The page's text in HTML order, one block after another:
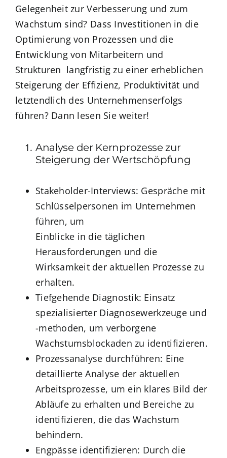
Gelegenheit zur Verbesserung und zum
Wachstum sind? Dass Investitionen in die
Optimierung von Prozessen und die
Entwicklung von Mitarbeitern und
Strukturen langfristig zu einer erheblichen
Steigerung der Effizienz, Produktivität und
letztendlich des Unternehmenserfolgs
führen? Dann lesen Sie weiter!
Analyse der Kernprozesse zur
Steigerung der Wertschöpfung
Stakeholder-Interviews: Gespräche mit
Schlüsselpersonen im Unternehmen
führen, um
Einblicke in die täglichen
Herausforderungen und die
Wirksamkeit der aktuellen Prozesse zu
erhalten.
Tiefgehende Diagnostik: Einsatz
spezialisierter Diagnosewerkzeuge und
-methoden, um verborgene
Wachstumsblockaden zu identifizieren.
Prozessanalyse durchführen: Eine
detaillierte Analyse der aktuellen
Arbeitsprozesse, um ein klares Bild der
Abläufe zu erhalten und Bereiche zu
identifizieren, die das Wachstum
behindern.
Engpässe identifizieren: Durch die